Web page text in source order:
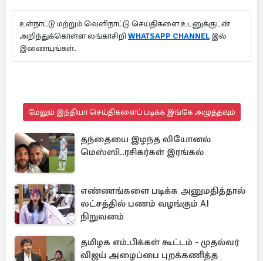
உள்நாட்டு மற்றும் வெளிநாட்டு செய்திகளை உடனுக்குடன்
அறிந்துக்கொள்ள லங்காசிறி WHATSAPP CHANNEL இல்
இணையுங்கள்.
மேலும் இந்தியா செய்திகளைப் படிக்க இங்கே அழுத்தவும்
தந்தையை இழந்த லியோனல்
மெஸ்ஸி..ரசிகர்கள் இரங்கல்
எண்ணங்களை படிக்க அனுமதித்தால்
லட்சத்தில் பணம் வழங்கும் AI
நிறுவனம்
தமிழக எம்.பிக்கள் கூட்டம் - முதல்வர்
விஜய் அழைப்பை புறக்கணித்த